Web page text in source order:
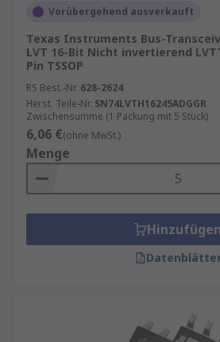
Vorübergehend ausverkauft
Texas Instruments Bus-
LVT 16-Bit Nicht invertierend
Pin TSSOP
RS Best.-Nr. 628-2624
Herst. Teile-Nr. SN74LVTH16245ADGGR
Zwischensumme (1 Packung mit 5 Stück)
6,06 €(ohne MwSt.)
Menge
Hinzufügen